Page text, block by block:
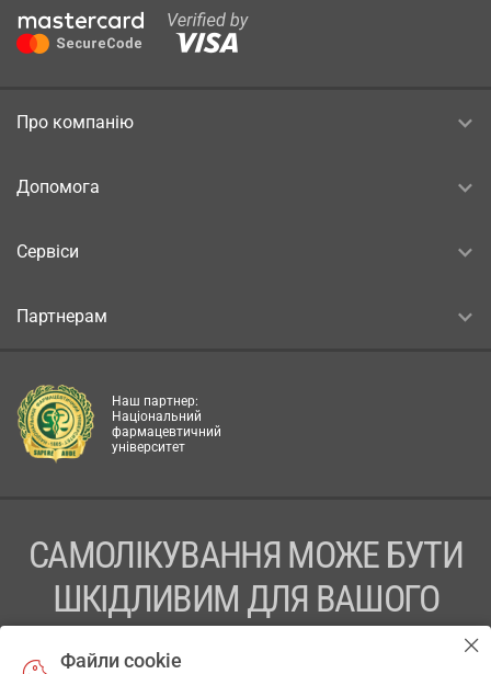
Про компанію
Допомога
Сервіси
Партнерам
Наш партнер:
Національний
фармацевтичний
університет
САМОЛІКУВАННЯ МОЖЕ БУТИ
ШКІДЛИВИМ ДЛЯ ВАШОГО
Файли cookie